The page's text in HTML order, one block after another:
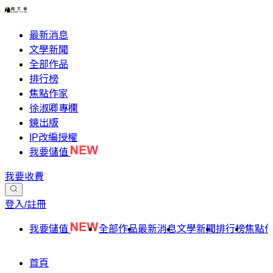
最新消息
文學新聞
全部作品
排行榜
焦點作家
徐淑卿專欄
鏡出版
IP改編授權
我要儲值
我要收費
登入/註冊
我要儲值 全部作品最新消息文學新聞排行榜焦點
首頁